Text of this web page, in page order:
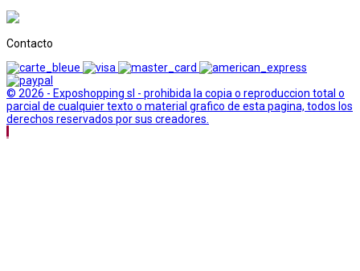
Contacto
© 2026 - Exposhopping sl - prohibida la copia o reproduccion total o
parcial de cualquier texto o material grafico de esta pagina, todos los
derechos reservados por sus creadores.